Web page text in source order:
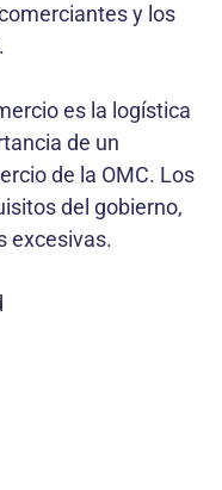
y los
es la logística
de un
de la OMC. Los
del gobierno,
excesivas.